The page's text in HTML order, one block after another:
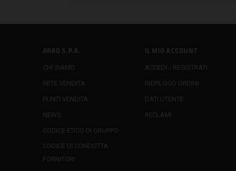
ARBO S.P.A.
CHI SIAMO
RETE VENDITA
PUNTI VENDITA
NEWS
CODICE ETICO DI GRUPPO
CODICE DI CONDOTTA
FORNITORI
IL MIO ACCOUNT
ACCEDI / REGISTRATI
RIEPILOGO ORDINI
DATI UTENTE
RECLAMI